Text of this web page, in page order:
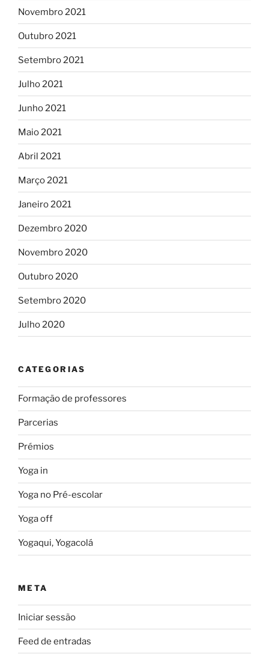
Novembro 2021
Outubro 2021
Setembro 2021
Julho 2021
Junho 2021
Maio 2021
Abril 2021
Março 2021
Janeiro 2021
Dezembro 2020
Novembro 2020
Outubro 2020
Setembro 2020
Julho 2020
CATEGORIAS
Formação de professores
Parcerias
Prémios
Yoga in
Yoga no Pré-escolar
Yoga off
Yogaqui, Yogacolá
META
Iniciar sessão
Feed de entradas